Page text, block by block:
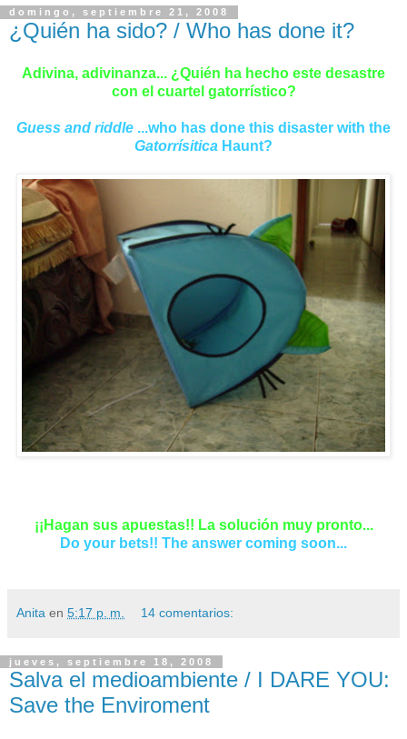
domingo, septiembre 21, 2008
¿Quién ha sido? / Who has done it?
Adivina, adivinanza... ¿Quién ha hecho este desastre
con el cuartel gatorrístico?
Guess and riddle ...who has done this disaster with the
Gatorrísitica Haunt?
¡¡Hagan sus apuestas!! La solución muy pronto...
Do your bets!! The answer coming soon...
Anita en 5:17 p. m. 14 comentarios:
jueves, septiembre 18, 2008
Salva el medioambiente / I DARE YOU:
Save the Enviroment